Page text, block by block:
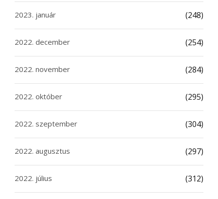
2023. január (248)
2022. december (254)
2022. november (284)
2022. október (295)
2022. szeptember (304)
2022. augusztus (297)
2022. július (312)